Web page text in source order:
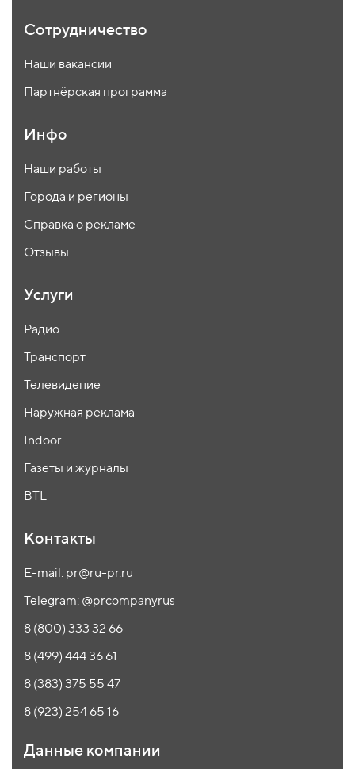
Сотрудничество
Наши вакансии
Партнёрская программа
Инфо
Наши работы
Города и регионы
Справка о рекламе
Отзывы
Услуги
Радио
Транспорт
Телевидение
Наружная реклама
Indoor
Газеты и журналы
BTL
Контакты
E-mail: pr@ru-pr.ru
Telegram: @prcompanyrus
8 (800) 333 32 66
8 (499) 444 36 61
8 (383) 375 55 47
8 (923) 254 65 16
Данные компании